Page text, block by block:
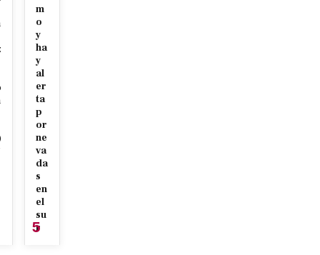
m
o
y
ha
y
al
er
ta
p
or
ne
va
da
s
en
el
su
r
5